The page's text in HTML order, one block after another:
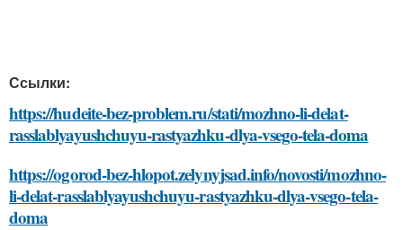
Ссылки:
https://hudeite-bez-problem.ru/stati/mozhno-li-delat-
rasslablyayushchuyu-rastyazhku-dlya-vsego-tela-doma
https://ogorod-bez-hlopot.zelynyjsad.info/novosti/mozhno-
li-delat-rasslablyayushchuyu-rastyazhku-dlya-vsego-tela-
doma